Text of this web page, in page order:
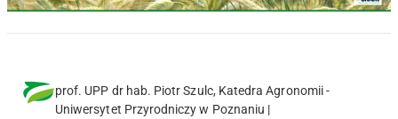
prof. UPP dr hab. Piotr Szulc, Katedra Agronomii -
Uniwersytet Przyrodniczy w Poznaniu |